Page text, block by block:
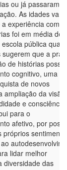
ou já passaram
As idades
experiência com a
foi em média de
pública
que a
de histórias
cognitivo, uma
de novos
ampliação da visão
e consciência.
para o
afetivo, por
próprios
lidar melhor
diversidade das